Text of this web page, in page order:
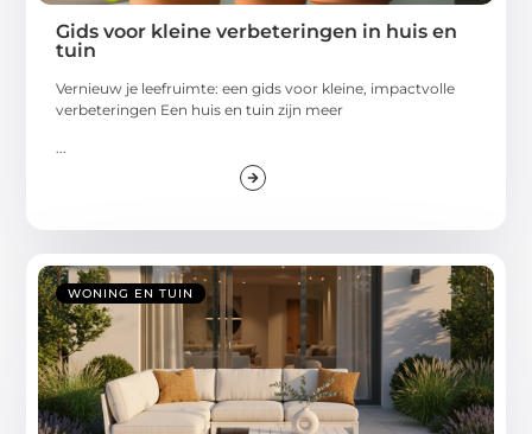
Gids voor kleine verbeteringen in huis en
tuin
Vernieuw je leefruimte: een gids voor kleine, impactvolle
verbeteringen Een huis en tuin zijn meer
...
WONING EN TUIN